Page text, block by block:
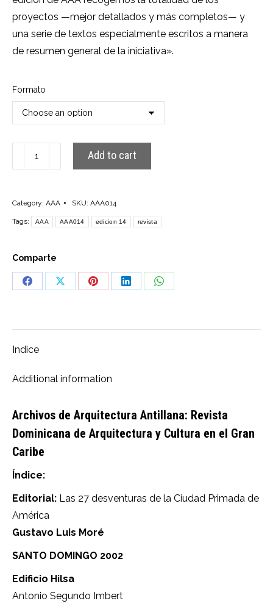
proyectos —mejor detallados y más completos— y
una serie de textos especialmente escritos a manera
de resumen general de la iniciativa».
Formato
quantity
Add to cart
Category: AAA SKU: AAA014
Tags: AAA AAA014 edicion 14 revista
Comparte
Share
Share
Share
Share
Share
Indice
Additional information
Archivos de Arquitectura Antillana: Revista
Dominicana de Arquitectura y Cultura en el Gran
Caribe
Índice:
Editorial: Las 27 desventuras de la Ciudad Primada de
América
Gustavo Luis Moré
SANTO DOMINGO 2002
Edificio Hilsa
Antonio Segundo Imbert